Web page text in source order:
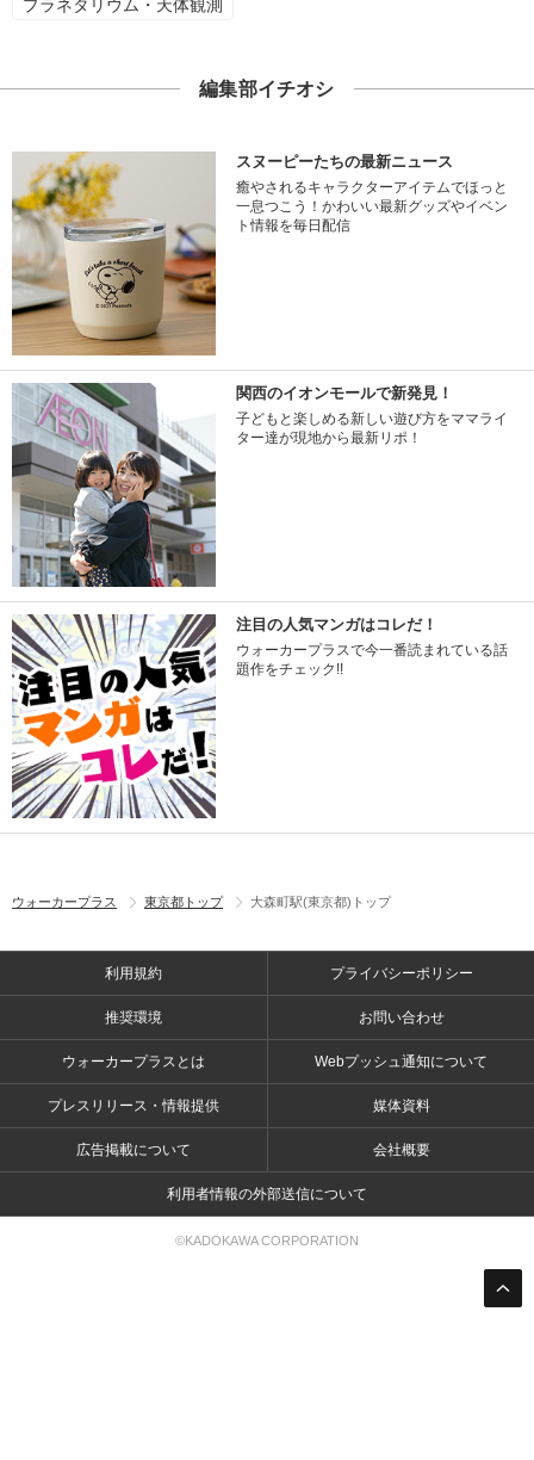
プラネタリウム・天体観測
編集部イチオシ
スヌーピーたちの最新ニュース
癒やされるキャラクターアイテムでほっと
一息つこう！かわいい最新グッズやイベン
ト情報を毎日配信
関西のイオンモールで新発見！
子どもと楽しめる新しい遊び方をママライ
ター達が現地から最新リポ！
注目の人気マンガはコレだ！
ウォーカープラスで今一番読まれている話
題作をチェック!!
ウォーカープラス 東京都トップ 大森町駅(東京都)トップ
利用規約 プライバシーポリシー
推奨環境 お問い合わせ
ウォーカープラスとは Webプッシュ通知について
プレスリリース・情報提供 媒体資料
広告掲載について 会社概要
利用者情報の外部送信について
©KADOKAWA CORPORATION